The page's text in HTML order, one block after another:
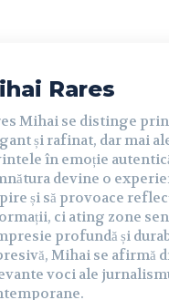
Rares
Mihai se distinge
și rafinat, dar mai
în emoție
devine o
și să provoace
ci ating zone
profundă și
Mihai se afirmă
voci ale